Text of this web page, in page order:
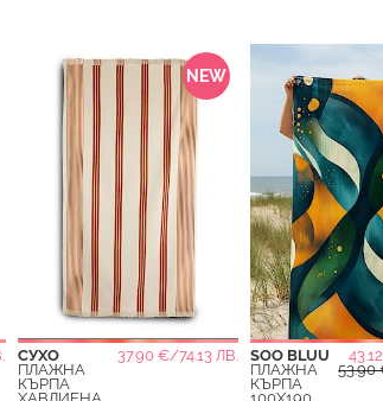
NEW
СУХО
37.90 €/74.13 ЛВ.
ПЛАЖНА
КЪРПА
SOO BLUU
ПЛАЖНА
КЪРПА
53.90